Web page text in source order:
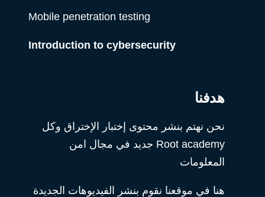
Mobile penetration testing
Introduction to cybersecurity
هدفنا
نحن نهتم بنشر محتوى إختبار الإختراق وكل
Root academy جديد في مجال امن
المعلومات
هنا في موقعنا نقوم بنشر الفيديوهات الجديدة